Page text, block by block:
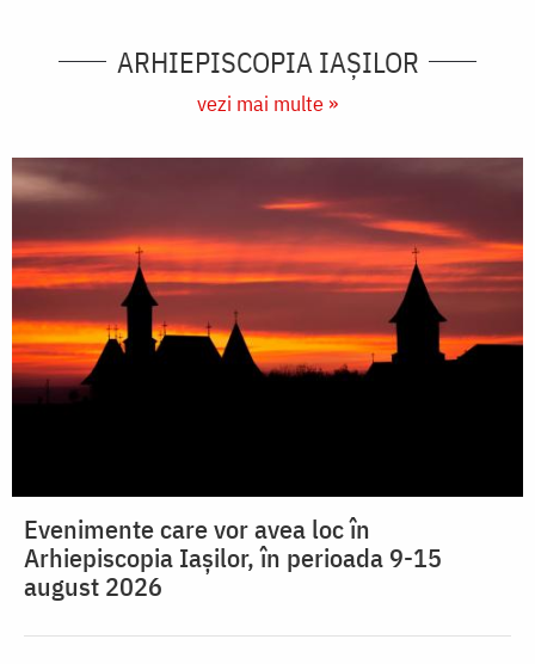
ARHIEPISCOPIA IAŞILOR
vezi mai multe »
Evenimente care vor avea loc în
Arhiepiscopia Iaşilor, în perioada 9-15
august 2026